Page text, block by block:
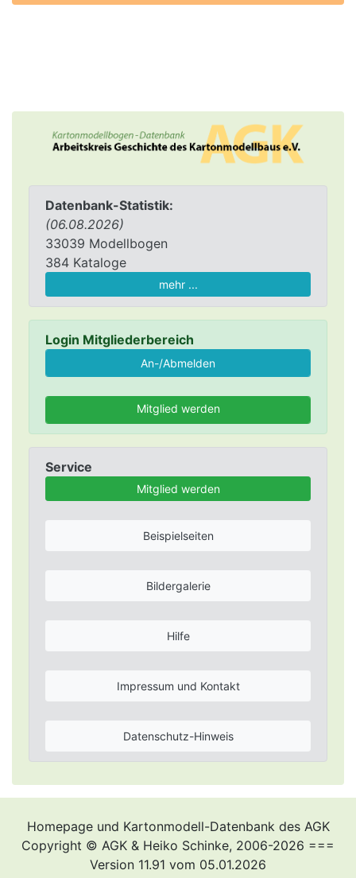
Datenbank-Statistik:
(06.08.2026)
33039 Modellbogen
384 Kataloge
mehr ...
Login Mitgliederbereich
Mitglied werden
Service
Mitglied werden
Beispielseiten
Bildergalerie
Hilfe
Impressum und Kontakt
Datenschutz-Hinweis
Homepage und Kartonmodell-Datenbank des AGK
Copyright © AGK & Heiko Schinke, 2006-2026 ===
Version 11.91 vom 05.01.2026